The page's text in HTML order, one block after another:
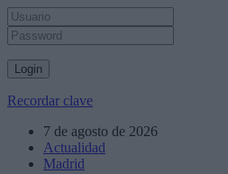
Recordar clave
7 de agosto de 2026
Actualidad
Madrid